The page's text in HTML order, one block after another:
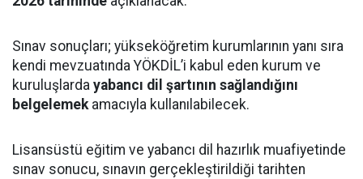
Sınav sonuçları; yükseköğretim kurumlarının yanı sıra
kendi mevzuatında YÖKDİL’i kabul eden kurum ve
kuruluşlarda yabancı dil şartının sağlandığını
belgelemekamacıyla kullanılabilecek.
Lisansüstü eğitim ve yabancı dil hazırlık muafiyetinde
sınav sonucu, sınavın gerçekleştirildiği tarihten